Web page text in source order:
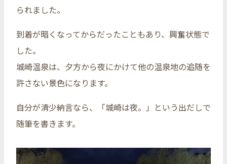
られました。
到着が暗くなってからだったこともあり、興奮状態で
した。
城崎温泉は、夕方から夜にかけて他の温泉地の追随を
許さない景色になります。
自分が清少納言なら、「城崎は夜。」という出だしで
随筆を書きます。